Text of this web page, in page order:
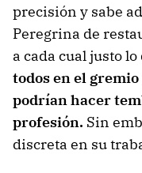
precisión y sabe
Peregrina de
a cada cual justo
todos en el
podrían hacer
profesión. Sin
discreta en su